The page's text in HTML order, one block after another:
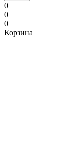
0
0
0
Корзина